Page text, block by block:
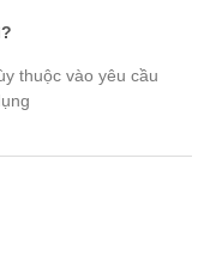
thuộc vào yêu cầu